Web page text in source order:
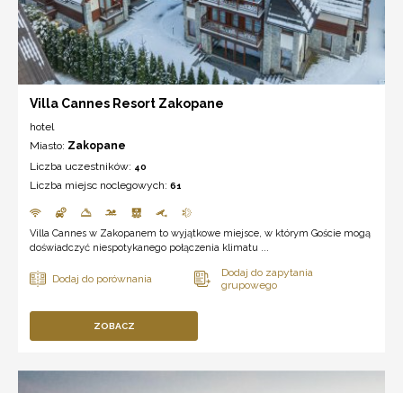
Villa Cannes Resort Zakopane
hotel
Miasto: Zakopane
Liczba uczestników: 40
Liczba miejsc noclegowych: 61
Villa Cannes w Zakopanem to wyjątkowe miejsce, w którym Goście mogą
doświadczyć niespotykanego połączenia klimatu ...
ZOBACZ